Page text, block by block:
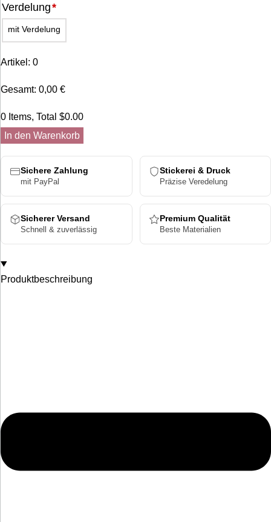
Verdelung*
mit Verdelung
Artikel : 0
Gesamt: 0,00 €
0 Items, Total $0.00
In den Warenkorb
Sichere Zahlung
mit PayPal
Stickerei & Druck
Präzise Veredelung
Sicherer Versand
Schnell & zuverlässig
Premium Qualität
Beste Materialien
Produktbeschreibung